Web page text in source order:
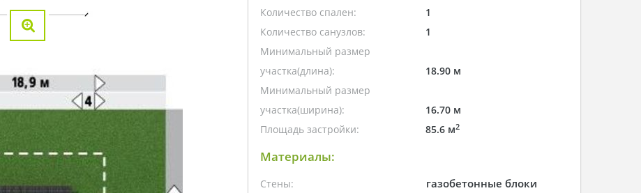
Количество спален:
1
Количество санузлов:
1
Минимальный размер
участка(длина):
18.90 м
Минимальный размер
участка(ширина):
16.70 м
Площадь застройки:
85.6 м2
Материалы:
Стены: газобетонные блоки